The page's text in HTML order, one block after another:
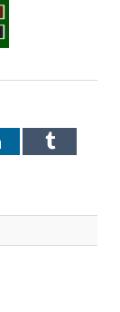
LinkedInTumblr